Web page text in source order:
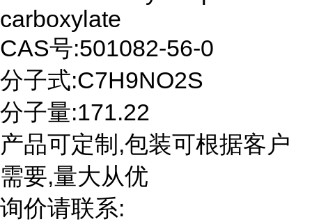
carboxylate
CAS号:501082-56-0
分子式:C7H9NO2S
分子量:171.22
产品可定制,包装可根据客户
需要,量大从优
询价请联系: